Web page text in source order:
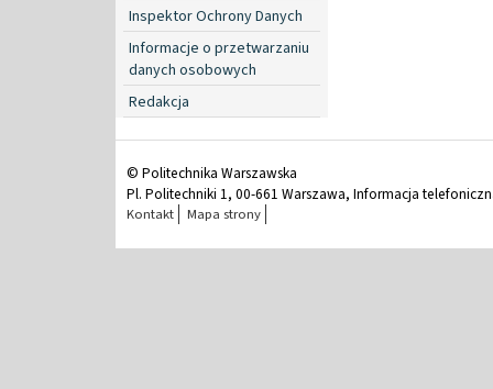
Inspektor Ochrony Danych
Informacje o przetwarzaniu
danych osobowych
Redakcja
© Politechnika Warszawska
Pl. Politechniki 1, 00-661 Warszawa, Informacja
Kontakt Mapa strony